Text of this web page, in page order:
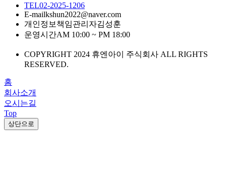
TEL02-2025-1206
E-mailkshun2022@naver.com
개인정보책임관리자김성훈
운영시간AM 10:00 ~ PM 18:00
COPYRIGHT 2024 휴엔아이 주식회사 ALL RIGHTS
RESERVED.
홈
회사소개
오시는길
Top
상단으로